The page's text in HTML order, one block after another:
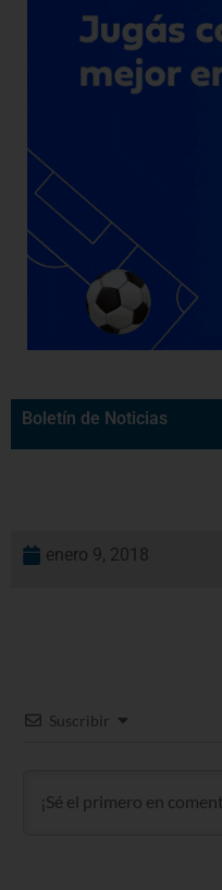
Boletín de Noticias
enero 9, 2018
Suscribir